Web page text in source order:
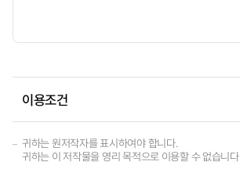
이용조건
귀하는 원저작자를 표시하여야 합니다.
귀하는 이 저작물을 영리 목적으로 이용할 수 없습니